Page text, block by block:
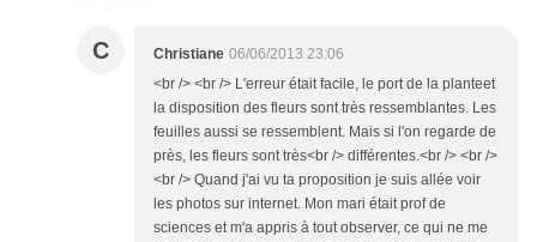
C Christiane 06/06/2013 23:06
<br /> <br /> L'erreur était facile, le port de la planteet
la disposition des fleurs sont très ressemblantes. Les
feuilles aussi se ressemblent. Mais si l'on regarde de
près, les fleurs sont très<br /> différentes.<br /> <br />
<br /> Quand j'ai vu ta proposition je suis allée voir
les photos sur internet. Mon mari était prof de
sciences et m'a appris à tout observer, ce qui ne me